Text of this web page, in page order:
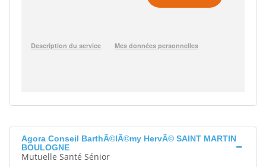
Agora Conseil BarthÃ©lÃ©my HervÃ© SAINT MARTIN
BOULOGNE
Mutuelle Santé Sénior